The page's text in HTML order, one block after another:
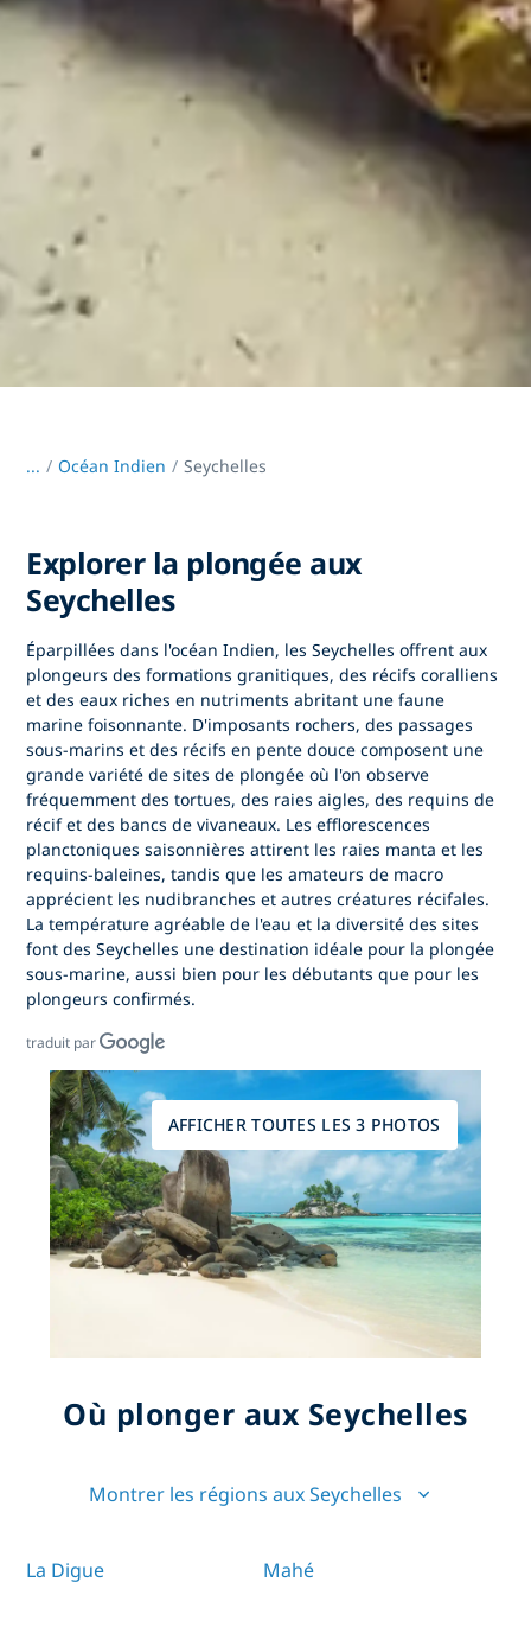
... / Océan Indien Seychelles
Explorer la plongée aux
Seychelles
Éparpillées dans l'océan Indien, les Seychelles offrent aux
plongeurs des formations granitiques, des récifs coralliens
et des eaux riches en nutriments abritant une faune
marine foisonnante. D'imposants rochers, des passages
sous-marins et des récifs en pente douce composent une
grande variété de sites de plongée où l'on observe
fréquemment des tortues, des raies aigles, des requins de
récif et des bancs de vivaneaux. Les efflorescences
planctoniques saisonnières attirent les raies manta et les
requins-baleines, tandis que les amateurs de macro
apprécient les nudibranches et autres créatures récifales.
La température agréable de l'eau et la diversité des sites
fontdes Seychelles une destination idéale pour la plongée
sous-marine, aussi bien pour les débutants que pour les
plongeurs confirmés.
traduit par
AFFICHER TOUTES LES 3 PHOTOS
Où plonger aux Seychelles
Montrer les régions aux Seychelles
La Digue Mahé